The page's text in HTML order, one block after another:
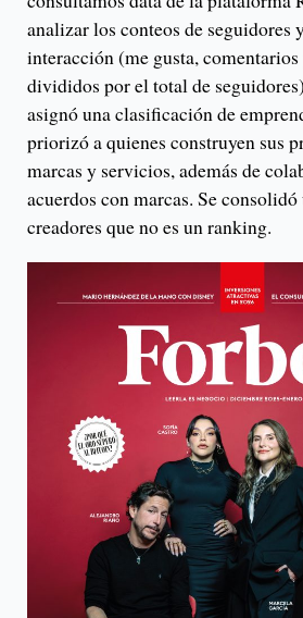
analizar los conteos de seguidores
interacción (me gusta,
divididos por el total de
asignó una clasificación de
priorizó a quienes construyen sus
marcas y servicios, además de
acuerdos con marcas. Se
creadores que no es un ranking.